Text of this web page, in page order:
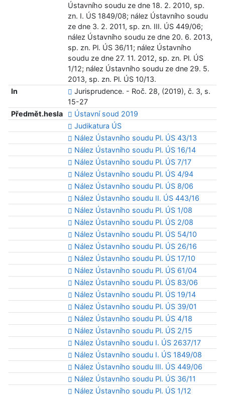
Ústavního soudu ze dne 18. 2. 2010, sp.
zn. I. ÚS 1849/08; nález Ústavního soudu
ze dne 3. 2. 2011, sp. zn. III. ÚS 449/06;
nález Ústavního soudu ze dne 20. 6. 2013,
sp. zn. Pl. ÚS 36/11; nález Ústavního
soudu ze dne 27. 11. 2012, sp. zn. Pl. ÚS
1/12; nález Ústavního soudu ze dne 29. 5.
2013, sp. zn. Pl. ÚS 10/13.
In
Jurisprudence. - Roč. 28, (2019), č. 3, s.
15-27
Předmět.hesla
Ústavní soud 2019
Judikatura ÚS
Nález Ústavního soudu Pl. ÚS 43/13
Nález Ústavního soudu Pl. ÚS 16/14
Nález Ústavního soudu Pl. ÚS 7/17
Nález Ústavního soudu Pl. ÚS 4/94
Nález Ústavního soudu Pl. ÚS 8/06
Nález Ústavního soudu II. ÚS 443/16
Nález Ústavního soudu Pl. ÚS 1/08
Nález Ústavního soudu Pl. ÚS 2/08
Nález Ústavního soudu Pl. ÚS 54/10
Nález Ústavního soudu Pl. ÚS 26/16
Nález Ústavního soudu Pl. ÚS 17/10
Nález Ústavního soudu Pl. ÚS 61/04
Nález Ústavního soudu Pl. ÚS 83/06
Nález Ústavního soudu Pl. ÚS 19/14
Nález Ústavního soudu Pl. ÚS 39/01
Nález Ústavního soudu Pl. ÚS 4/18
Nález Ústavního soudu Pl. ÚS 2/15
Nález Ústavního soudu I. ÚS 2637/17
Nález Ústavního soudu I. ÚS 1849/08
Nález Ústavního soudu III. ÚS 449/06
Nález Ústavního soudu Pl. ÚS 36/11
Nález Ústavního soudu Pl. ÚS 1/12